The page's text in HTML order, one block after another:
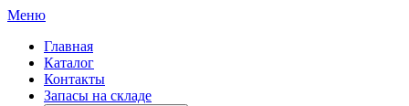
Меню
Главная
Каталог
Контакты
Запасы на складе